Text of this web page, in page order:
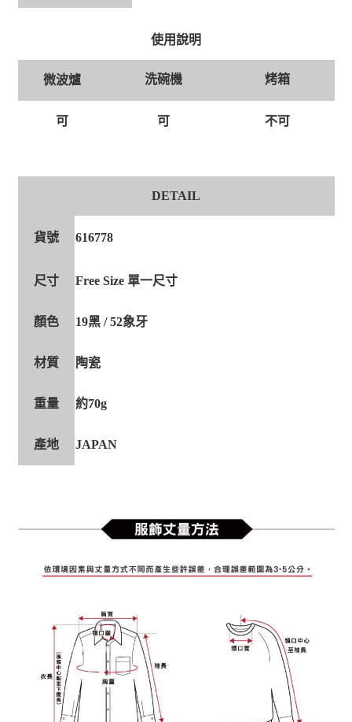
使用說明
微波爐 洗碗機 烤箱
可 可 不可
DETAIL
貨號 616778
尺寸 Free Size 單一尺寸
顏色 19黑 / 52象牙
材質 陶瓷
重量 約70g
產地 JAPAN